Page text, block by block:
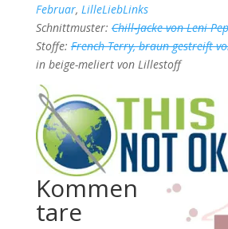
Februar, LilleLiebLinks
Schnittmuster:Chill-Jacke von Leni
Stoffe:French Terry, braun gestreift
in beige-meliert von Lillestoff
Kommen
tare